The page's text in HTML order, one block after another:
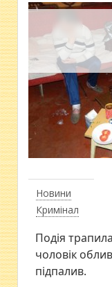
Новини
Кримінал
Подія
чоловік
підпалив.